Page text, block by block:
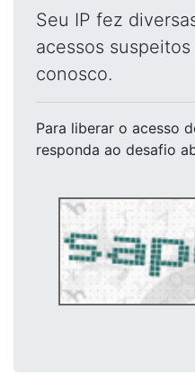
Seu IP fez
acessos
conosco.
Para liberar o acesso
responda ao desafio